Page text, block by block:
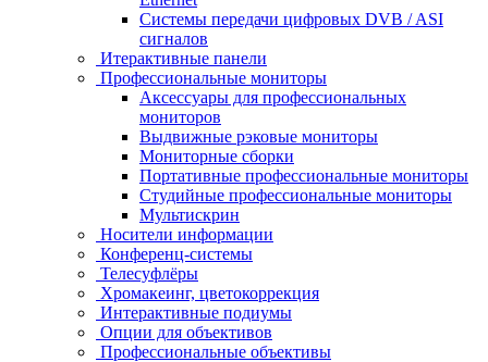
Системы передачи цифровых DVB / ASI
сигналов
Итерактивные панели
Профессиональные мониторы
Аксессуары для профессиональных
мониторов
Выдвижные рэковые мониторы
Мониторные сборки
Портативные профессиональные мониторы
Студийные профессиональные мониторы
Мультискрин
Носители информации
Конференц-системы
Телесуфлёры
Хромакеинг, цветокоррекция
Интерактивные подиумы
Опции для объективов
Профессиональные объективы